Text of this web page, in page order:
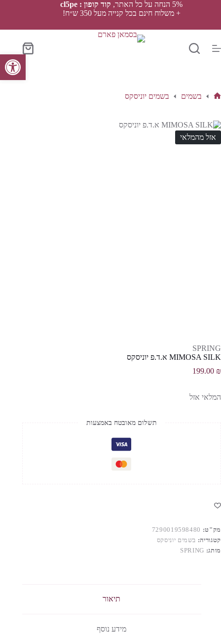
פתח סרגל נגישות
5% הנחה על כל האתר,
קוד קופון : cl5pe
+ משלוח חינם בכל קנייה מעל 350 ש״ח!
סל
הקניות
בשמים בשמים יוניסקס
אזל מהמלאי
SPRING
MIMOSA SILK א.ד.פ יוניסקס
199.00 ₪
המלאי אזל
תשלום מאובטח באמצעות
מק"ט: 7290019598480
קטגוריה: בשמים יוניסקס
מותג: SPRING
תיאור
מידע נוסף